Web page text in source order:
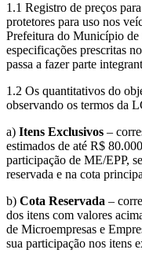
1.1 Registro de preços
protetores para uso nos
Prefeitura do Município de
especificações prescritas
passa a fazer parte
1.2 Os quantitativos do
observando os termos da
a) Itens Exclusivos –
estimados de até R$
participação de ME/EPP,
reservada e na cota
b) Cota Reservada –
dos itens com valores
de Microempresas e
sua participação nos itens